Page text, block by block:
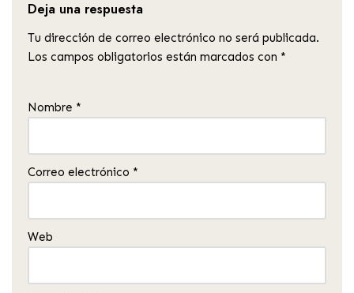
Deja una respuesta
Tu dirección de correo electrónico no será publicada.
Los campos obligatorios están marcados con *
Nombre *
Correo electrónico *
Web